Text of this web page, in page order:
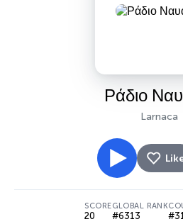
Ράδιο
Larnaca
SCORE
20
GLOBAL RANK
#6313